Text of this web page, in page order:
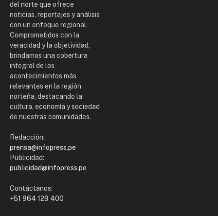
del norte que ofrece
noticias, reportajes y análisis
con un enfoque regional.
Comprometidos con la
veracidad y la objetividad,
brindamos una cobertura
integral de los
acontecimientos más
relevantes en la región
norteña, destacando la
cultura, economía y sociedad
de nuestras comunidades.
Redacción:
prensa@infopress.pe
Publicidad:
publicidad@infopress.pe
Contáctanos:
+51 964 129 400